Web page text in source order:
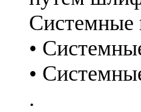
Системные
•
•
.